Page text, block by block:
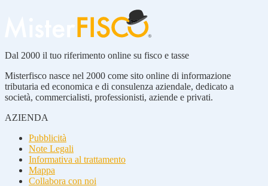
Dal 2000 il tuo riferimento online su fisco e tasse
Misterfisco nasce nel 2000 come sito online di informazione
tributaria ed economica e di consulenza aziendale, dedicato a
società, commercialisti, professionisti, aziende e privati.
AZIENDA
Pubblicità
Note Legali
Informativa al trattamento
Mappa
Collabora con noi